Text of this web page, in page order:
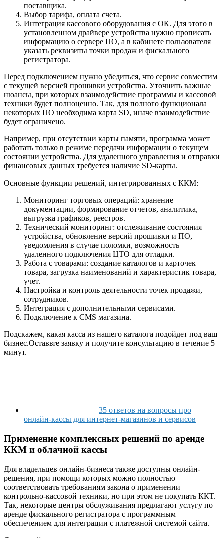
поставщика.
Выбор тарифа, оплата счета.
Интеграция кассового оборудования с ОК. Для этого в
установленном драйвере устройства нужно прописать
информацию о сервере ПО, а в кабинете пользователя
указать реквизиты точки продаж и фискального
регистратора.
Перед подключением нужно убедиться, что сервис совместим
с текущей версией прошивки устройства. Уточнить важные
нюансы, при которых взаимодействие программы и кассовой
техники будет полноценно. Так, для полного функционала
некоторых ПО необходима карта SD, иначе взаимодействие
будет ограничено.
Например, при отсутствии карты памяти, программа может
работать только в режиме передачи информации о текущем
состоянии устройства. Для удаленного управления и отправки
финансовых данных требуется наличие SD-карты.
Основные функции решений, интегрированных с ККМ:
Мониторинг торговых операций: хранение
документации, формирование отчетов, аналитика,
выгрузка графиков, реестров.
Технический мониторинг: отслеживание состояния
устройства, обновление версий прошивки и ПО,
уведомления в случае поломки, возможность
удаленного подключения ЦТО для отладки.
Работа с товарами: создание каталогов и карточек
товара, загрузка наименований и характеристик товара,
учет.
Настройка и контроль деятельности точек продажи,
сотрудников.
Интеграция с дополнительными сервисами.
Подключение к CMS магазина.
Подскажем, какая касса из нашего каталога подойдет под ваш
бизнес.Оставьте заявку и получите консультацию в течение 5
минут.
35 ответов на вопросы про
онлайн-кассы для интернет-магазинов и сервисов
Применение комплексных решений по аренде
ККМ и облачной кассы
Для владельцев онлайн-бизнеса также доступны онлайн-
решения, при помощи которых можно полностью
соответствовать требованиям закона о применении
контрольно-кассовой техники, но при этом не покупать ККТ.
Так, некоторые центры обслуживания предлагают услугу по
аренде фискального регистратора с программным
обеспечением для интеграции с платежной системой сайта.